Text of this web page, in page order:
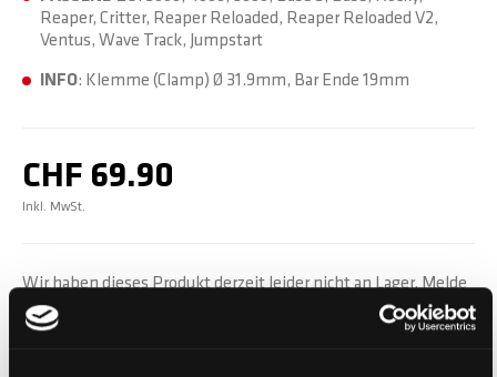
Reaper, Critter, Reaper Reloaded, Reaper Reloaded V2,
Ventus, Wave Track, Jumpstart
INFO: Klemme (Clamp) Ø 31.9mm, Bar Ende 19mm
CHF 69.90
Inkl. MwSt.
Wir haben dieses Produkt derzeit leider nicht an Lager. Melde
dich unten für den Bestandsalarm an, um benachrichtigt zu
werden, sobald es wieder in unserem Shop verfügbar ist.